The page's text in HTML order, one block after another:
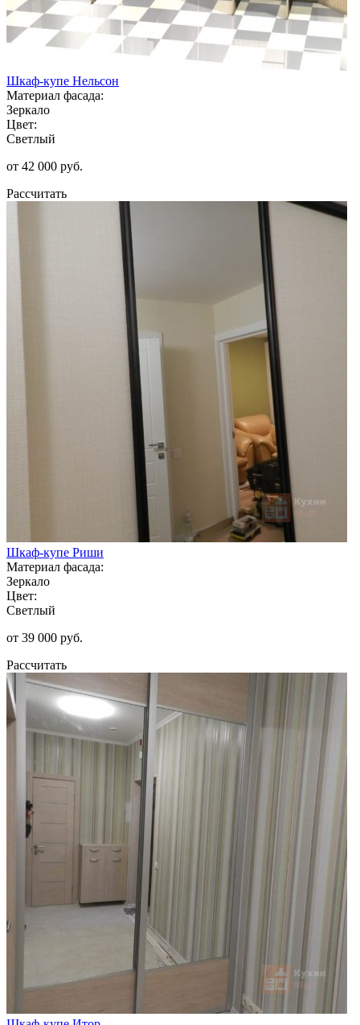
Шкаф-купе Нельсон
Материал фасада:
Зеркало
Цвет:
Светлый
от 42 000 руб.
Рассчитать
Шкаф-купе Риши
Материал фасада:
Зеркало
Цвет:
Светлый
от 39 000 руб.
Рассчитать